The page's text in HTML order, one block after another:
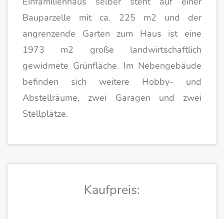
Bauparzelle mit ca. 225 m2 und der
angrenzende Garten zum Haus ist eine
1973 m2 große landwirtschaftlich
gewidmete Grünfläche. Im Nebengebäude
befinden sich weitere Hobby- und
Abstellräume, zwei Garagen und zwei
Stellplätze.
Kaufpreis: